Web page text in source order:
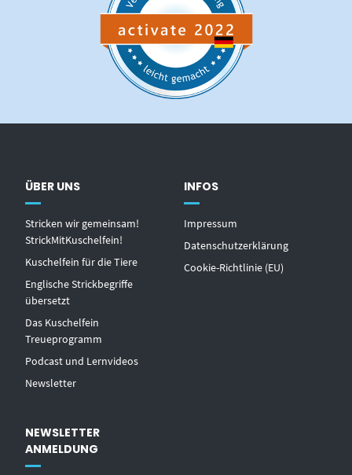
ÜBER UNS
Stricken wir gemeinsam!
StrickMitKuschelfein!
Kuschelfein für die Tiere
Englische Strickbegriffe
übersetzt
Das Kuschelfein
Treueprogramm
Podcast und Lernvideos
Newsletter
INFOS
Impressum
Datenschutzerklärung
Cookie-Richtlinie (EU)
NEWSLETTER
ANMELDUNG